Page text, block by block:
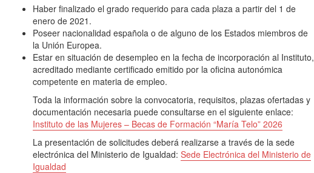
Haber finalizado el grado requerido para cada plaza a partir del 1 de
enero de 2021.
Poseer nacionalidad española o de alguno de los Estados miembros de
la Unión Europea.
Estar en situación de desempleo en la fecha de incorporación al Instituto,
acreditado mediante certificado emitido por la oficina autonómica
competente en materia de empleo.
Toda la información sobre la convocatoria, requisitos, plazas ofertadas y
documentación necesaria puede consultarse en el siguiente enlace:
Instituto de las Mujeres – Becas de Formación “María Telo” 2026
La presentación de solicitudes deberá realizarse a través de la sede
electrónica del Ministerio de Igualdad: Sede Electrónica del Ministerio de
Igualdad